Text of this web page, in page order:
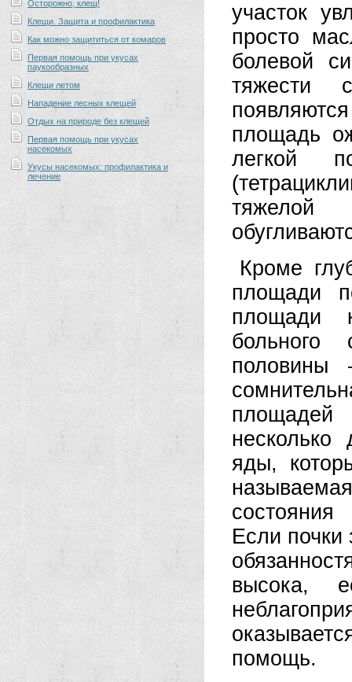
Осторожно, клещ!
Клещи. Защита и профилактика
Как можно защититься от комаров
Первая помощь при укусах
паукообразных
Клещи летом
Нападение лесных клещей
Отдых на природе без клещей
Первая помощь при укусах
насекомых
Укусы насекомых: профилактика и
лечение
участок
просто
болевой
тяжести
площадь
легкой
тяжелой
Кроме
площади
площади
половины
площадей
яды,
Если
высока,
помощь.